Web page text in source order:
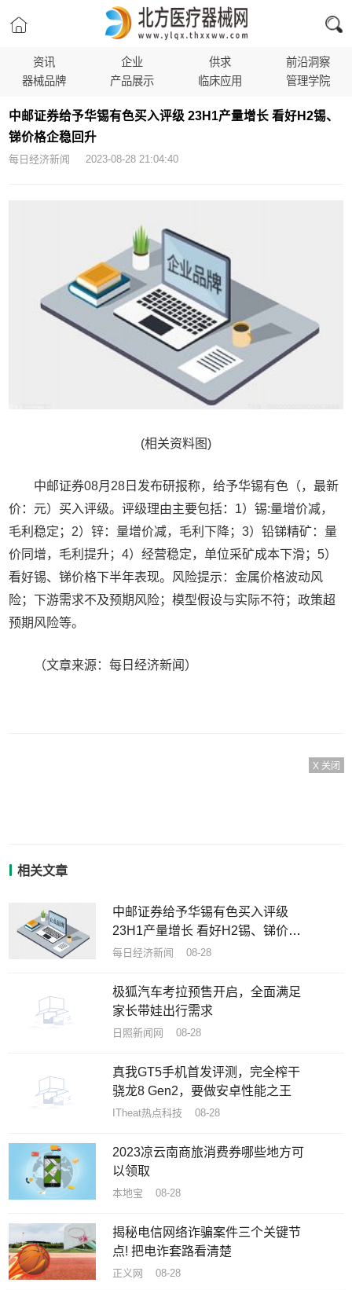
资讯 企业 供求
前沿洞察
器械品牌
产品展示 临床应用 管理学院
中邮证券给予华锡有色买入评级 23H1产量增长 看好H2锡、
锑价格企稳回升
每日经济新闻 2023-08-28 21:04:40
(相关资料图)
中邮证券08月28日发布研报称，给予华锡有色（，最新
价：元）买入评级。评级理由主要包括：1）锡:量增价减，
毛利稳定；2）锌：量增价减，毛利下降；3）铅锑精矿：量
价同增，毛利提升；4）经营稳定，单位采矿成本下滑；5）
看好锡、锑价格下半年表现。风险提示：金属价格波动风
险；下游需求不及预期风险；模型假设与实际不符；政策超
预期风险等。
（文章来源：每日经济新闻）
X 关闭
相关文章
中邮证券给予华锡有色买入评级
23H1产量增长 看好H2锡、锑价格
企稳回升
每日经济新闻 08-28
极狐汽车考拉预售开启，全面满足
家长带娃出行需求
日照新闻网 08-28
真我GT5手机首发评测，完全榨干
骁龙8 Gen2，要做安卓性能之王
ITheat热点科技 08-28
2023凉云南商旅消费券哪些地方可
以领取
本地宝 08-28
揭秘电信网络诈骗案件三个关键节
点! 把电诈套路看清楚
正义网 08-28